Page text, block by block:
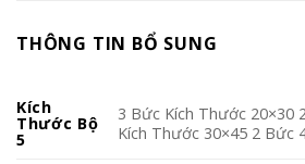
THÔNG TIN BỔ SUNG
Kích
Thước Bộ
5
3 Bức Kích Thước 20×30
Kích Thước 30×45 2 Bức